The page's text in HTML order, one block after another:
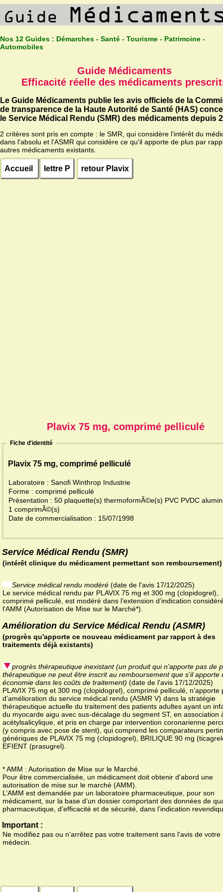
Nos 12 Guides : Démarches - Santé - Tourisme - Patrimoine -
Automobiles
Guide Médicaments
Efficacité réelle des médicaments
Le Guide Médicaments publie les avis officiels de la
de transparence de la Haute Autorité de Santé (HAS)
le Service Médical Rendu (SMR) des médicaments depuis
2 critères sont pris en compte : le SMR, qui considère l'intérêt du
dans l'absolu et l'ASMR qui considère ce qu'il apporte de plus par
autres médicaments existants.
Accueil lettre P retour Plavix
Plavix 75 mg, comprimé pelliculé
Fiche d'identité
Plavix 75 mg, comprimé pelliculé
Laboratoire : Sanofi Winthrop Industrie
Forme : comprimé pelliculé
Présentation : 50 plaquette(s) thermoformÃ©e(s) PVC PVDC
1 comprimÃ©(s)
Date de commercialisation : 15/07/1998
Service Médical Rendu (SMR)
(intérêt clinique du médicament permettant son remboursement)
Service médical rendu modéré (date de l'avis 17/12/2025)
Le service médical rendu par PLAVIX 75 mg et 300 mg (clopidogrel),
comprimé pelliculé, est modéré dans l’extension d’indication
l'AMM (Autorisation de Mise sur le Marché*).
Amélioration du Service Médical Rendu (ASMR)
(progrès qu'apporte ce nouveau médicament par rapport à des
traitements déjà existants)
progrès thérapeutique inexistant (un produit qui n'apporte pas de
thérapeutique ne peut être inscrit au remboursement que s'il apporte
économie dans les coûts de traitement) (date de l'avis 17/12/2025)
PLAVIX 75 mg et 300 mg (clopidogrel), comprimé pelliculé, n’apporte
d’amélioration du service médical rendu (ASMR V) dans la stratégie
thérapeutique actuelle du traitement des patients adultes ayant un
du myocarde aigu avec sus-décalage du segment ST, en association
acétylsalicylique, et pris en charge par intervention coronarienne
(y compris avec pose de stent), qui comprend les comparateurs
génériques de PLAVIX 75 mg (clopidogrel), BRILIQUE 90 mg
EFIENT (prasugrel).
* AMM : Autorisation de Mise sur le Marché.
Pour être commercialisée, un médicament doit obtenir d'abord une
autorisation de mise sur le marché (AMM).
L’AMM est demandée par un laboratoire pharmaceutique, pour son
médicament, sur la base d’un dossier comportant des données de
pharmaceutique, d’efficacité et de sécurité, dans l’indication
Important :
Ne modifiez pas ou n'arrêtez pas votre traitement sans l'avis de votre
médecin.